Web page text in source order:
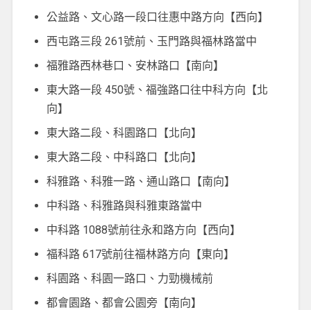
公益路、文心路一段口往惠中路方向【西向】
西屯路三段 261號前、玉門路與福林路當中
福雅路西林巷口、安林路口【南向】
東大路一段 450號、福強路口往中科方向【北
向】
東大路二段、科園路口【北向】
東大路二段、中科路口【北向】
科雅路、科雅一路、通山路口【南向】
中科路、科雅路與科雅東路當中
中科路 1088號前往永和路方向【西向】
福科路 617號前往福林路方向【東向】
科園路、科園一路口、力勁機械前
都會園路、都會公園旁【南向】